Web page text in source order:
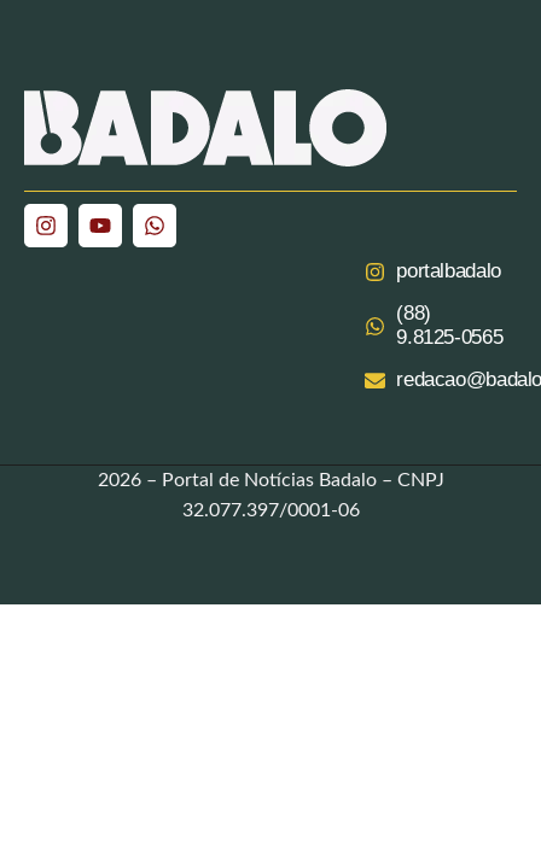
portalbadalo
(88)
9.8125‑0565‬
2026 – Portal de Notícias Badalo – CNPJ
32.077.397/0001-06